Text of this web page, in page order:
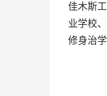
佳木斯
业学校
修身治